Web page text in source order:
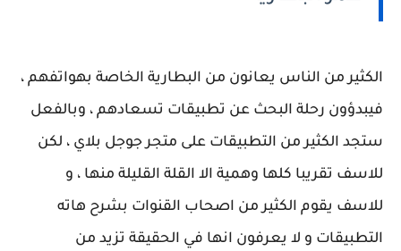
الكثير من الناس يعانون من البطارية الخاصة بهواتفهم ،
فيبدؤون رحلة البحث عن تطبيقات تسعادهم ، وبالفعل
ستجد الكثير من التطبيقات على متجر جوجل بلاي ، لكن
للاسف تقريبا كلها وهمية الا القلة القليلة منها ، و
للاسف يقوم الكثير من اصحاب القنوات بشرح هاته
التطبيقات و لا يعرفون انها في الحقيقة تزيد من